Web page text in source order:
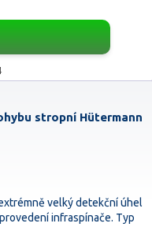
stropní Hütermann
velký detekční úhel
infraspínače. Typ